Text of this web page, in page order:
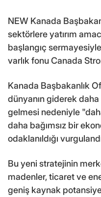
NEW Kanada
sektörlere yatırım
başlangıç
varlık fonu Canada
Kanada Başbakanlık
dünyanın giderek
gelmesi nedeniyle
daha bağımsız bir
odaklanıldığı
Bu yeni stratejinin
madenler, ticaret ve
geniş kaynak